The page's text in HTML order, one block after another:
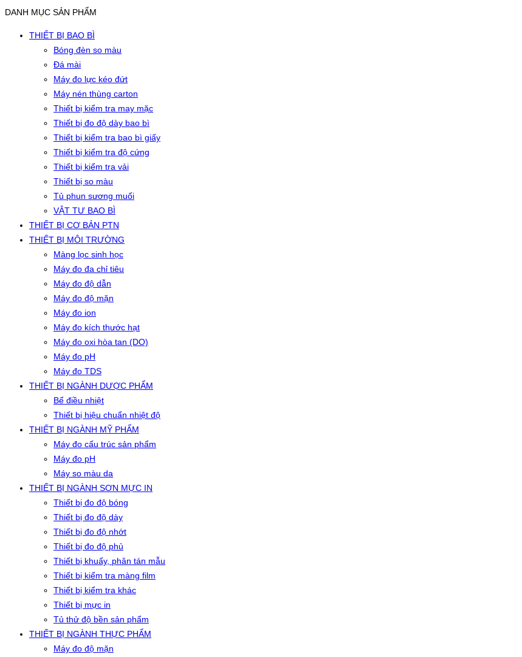
DANH MỤC SẢN PHẨM
THIẾT BỊ BAO BÌ
Bóng đèn so màu
Đá mài
Máy đo lực kéo đứt
Máy nén thùng carton
Thiết bị kiểm tra may mặc
Thiết bị đo độ dày bao bì
Thiết bị kiểm tra bao bì giấy
Thiết bị kiểm tra độ cứng
Thiết bị kiểm tra vải
Thiết bị so màu
Tủ phun sương muối
VẬT TƯ BAO BÌ
THIẾT BỊ CƠ BẢN PTN
THIẾT BỊ MÔI TRƯỜNG
Màng lọc sinh học
Máy đo đa chỉ tiêu
Máy đo độ dẫn
Máy đo độ mặn
Máy đo ion
Máy đo kích thước hạt
Máy đo oxi hòa tan (DO)
Máy đo pH
Máy đo TDS
THIẾT BỊ NGÀNH DƯỢC PHẨM
Bể điều nhiệt
Thiết bị hiệu chuẩn nhiệt độ
THIẾT BỊ NGÀNH MỸ PHẨM
Máy đo cấu trúc sản phẩm
Máy đo pH
Máy so màu da
THIẾT BỊ NGÀNH SƠN MỰC IN
Thiết bị đo độ bóng
Thiết bị đo độ dày
Thiết bị đo độ nhớt
Thiết bị đo độ phủ
Thiết bị khuấy, phân tán mẫu
Thiết bị kiểm tra màng film
Thiết bị kiểm tra khác
Thiết bị mực in
Tủ thử độ bền sản phẩm
THIẾT BỊ NGÀNH THỰC PHẨM
Máy đo độ mặn